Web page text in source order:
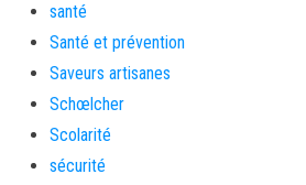
santé
Santé et prévention
Saveurs artisanes
Schœlcher
Scolarité
sécurité